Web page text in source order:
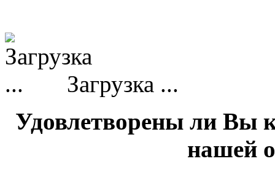
Загрузка ...
Удовлетворены ли Вы
нашей